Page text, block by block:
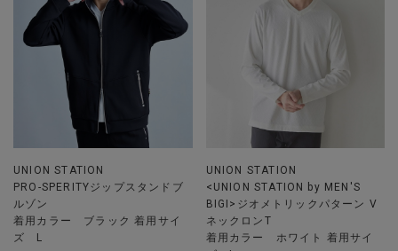
UNION STATION
PRO-SPERITYジップスタンドブ
ルゾン
着用カラー ブラック 着用サイ
ズ L
UNION STATION
<UNION STATION by MEN'S
BIGI>ジオメトリックパターン V
ネックロンT
着用カラー ホワイト 着用サイ